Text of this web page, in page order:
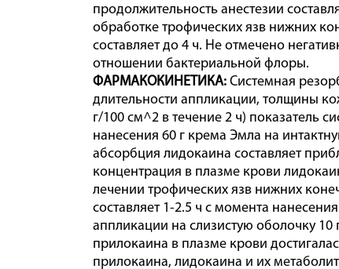
продолжительность анестезии
обработке трофических язв нижних
составляет до 4 ч. Не отмечено
отношении бактериальной флоры.
ФАРМАКОКИНЕТИКА: Системная
длительности аппликации, толщины
г/100 см^2 в течение 2 ч) показатель
нанесения 60 г крема Эмла на
абсорбция лидокаина составляет
концентрация в плазме крови
лечении трофических язв нижних
составляет 1-2.5 ч с момента
аппликации на слизистую оболочку
прилокаина в плазме крови
прилокаина, лидокаина и их